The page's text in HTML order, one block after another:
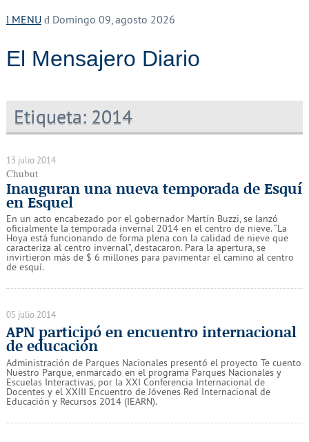
MENU Domingo 09, agosto 2026
El Mensajero Diario
Etiqueta: 2014
13 julio 2014
Chubut
Inauguran una nueva temporada de Esquí
en Esquel
En un acto encabezado por el gobernador Martín Buzzi, se lanzó
oficialmente la temporada invernal 2014 en el centro de nieve. “La
Hoya está funcionando de forma plena con la calidad de nieve que
caracteriza al centro invernal”, destacaron. Para la apertura, se
invirtieron más de $ 6 millones para pavimentar el camino al centro
de esquí.
05 julio 2014
APN participó en encuentro internacional
de educación
Administración de Parques Nacionales presentó el proyecto Te cuento
Nuestro Parque, enmarcado en el programa Parques Nacionales y
Escuelas Interactivas, por la XXI Conferencia Internacional de
Docentes y el XXIII Encuentro de Jóvenes Red Internacional de
Educación y Recursos 2014 (IEARN).